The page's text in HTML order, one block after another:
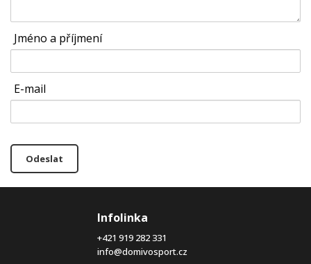
Jméno a příjmení
E-mail
Odeslat
Infolinka
+421 919 282 331
info@domivosport.cz